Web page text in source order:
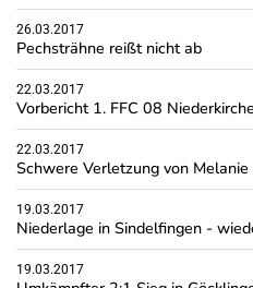
26.03.2017
Pechsträhne reißt nicht ab
22.03.2017
Vorbericht 1. FFC 08
22.03.2017
Schwere Verletzung von
19.03.2017
Niederlage in Sindelfingen -
19.03.2017